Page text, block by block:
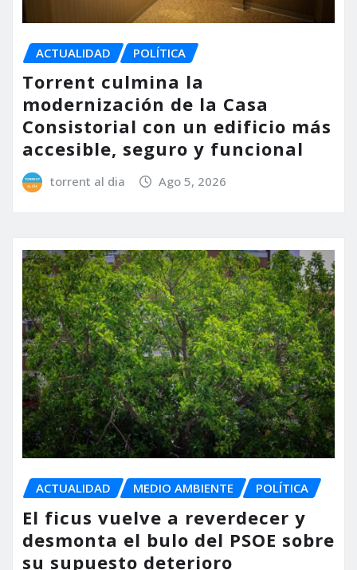
ACTUALIDAD POLÍTICA
Torrent culmina la
modernización de la Casa
Consistorial con un edificio más
accesible, seguro y funcional
torrent al dia Ago 5, 2026
ACTUALIDAD MEDIO AMBIENTE POLÍTICA
El ficus vuelve a reverdecer y
desmonta el bulo del PSOE sobre
su supuesto deterioro